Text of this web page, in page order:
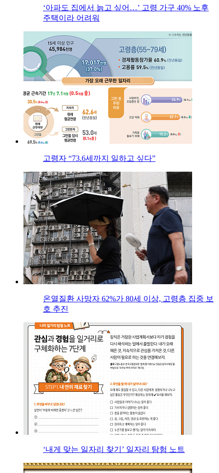
‘아파도 집에서 늙고 싶어…’ 고령 가구 40% 노후
주택이라 어려워
고령자 “73.6세까지 일하고 싶다”
온열질환 사망자 62%가 80세 이상, 고령층 집중 보
호 추진
‘내게 맞는 일자리 찾기’ 일자리 탐험 노트